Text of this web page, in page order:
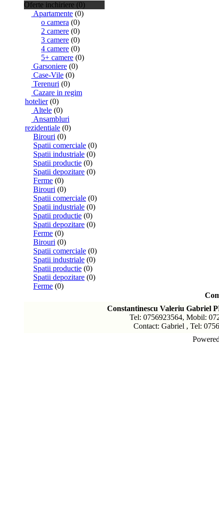
Oferte inchiriere (0)
Apartamente (0)
o camera (0)
2 camere (0)
3 camere (0)
4 camere (0)
5+ camere (0)
Garsoniere (0)
Case-Vile (0)
Terenuri (0)
Cazare in regim
hotelier(0)
Altele (0)
Ansambluri
rezidentiale (0)
Birouri (0)
Spatii comerciale (0)
Spatii industriale (0)
Spatii productie (0)
Spatii depozitare (0)
Ferme (0)
Birouri (0)
Spatii comerciale (0)
Spatii industriale (0)
Spatii productie (0)
Spatii depozitare (0)
Ferme (0)
Birouri (0)
Spatii comerciale (0)
Spatii industriale (0)
Spatii productie (0)
Spatii depozitare (0)
Ferme (0)
Constantinescu Valeriu Gabriel
Tel: 0756923564, Mobil:
Contact: Gabriel , Tel: